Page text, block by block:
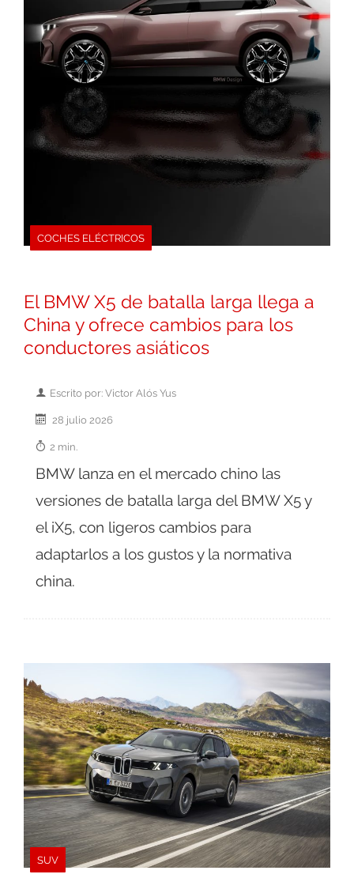
COCHES ELÉCTRICOS
El BMW X5 de batalla larga llega a
China y ofrece cambios para los
conductores asiáticos
Escrito por: Victor Alós Yus
28 julio 2026
2 min.
BMW lanza en el mercado chino las
versiones de batalla larga del BMW X5 y
el iX5, con ligeros cambios para
adaptarlos a los gustos y la normativa
china.
SUV